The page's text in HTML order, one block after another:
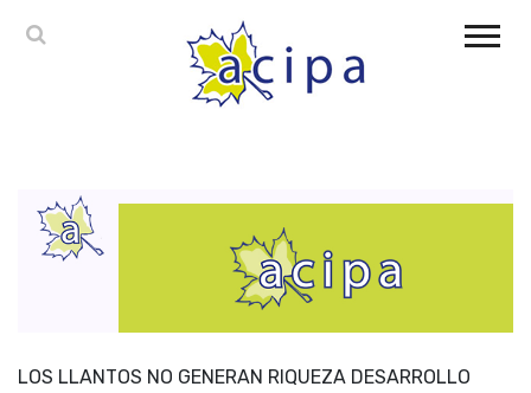
LOS LLANTOS NO GENERAN RIQUEZA DESARROLLO